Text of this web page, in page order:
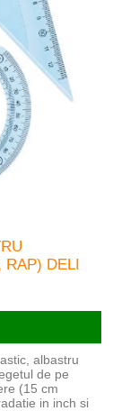
RAP) DELI
albastru
de pe
(15 cm
in inch si